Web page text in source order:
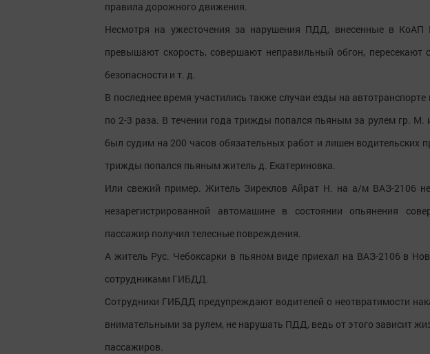
правила дорожного движения.
Несмотря на ужесточения за нарушения ПДД, внесенные в КоАП
превышают скорость, совершают неправильный обгон, пересекают
безопасности и т. д.
В последнее время участились также случаи езды на
по 2-3 раза. В течении года трижды попался пьяным за рулем гр. М.
был судим на 200 часов обязательных работ и лишен водительских
трижды попался пьяным житель д. Екатериновка.
Или свежий пример. Житель Зиреклов Айрат Н. на а/м ВАЗ-2106
незарегистрированной автомашине в состоянии опьянения
пассажир получил телесные повреждения.
А житель Рус. Чебоксарки в пьяном виде приехал на ВАЗ-2106 в
сотрудниками ГИБДД.
Сотрудники ГИБДД предупреждают водителей о неотвратимости
внимательными за рулем, не нарушать ПДД, ведь от этого зависит
пассажиров.